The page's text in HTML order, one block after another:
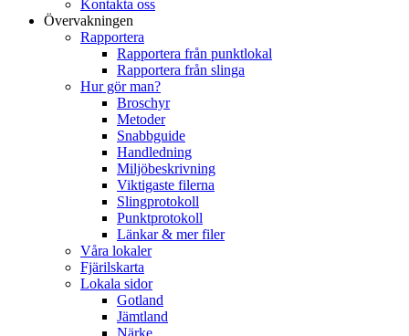
Kontakta oss
Övervakningen
Rapportera
Rapportera från punktlokal
Rapportera från slinga
Hur gör man?
Broschyr
Metoder
Snabbguide
Handledning
Miljöbeskrivning
Viktigaste filerna
Slingprotokoll
Punktprotokoll
Länkar & mer filer
Våra lokaler
Fjärilskarta
Lokala sidor
Gotland
Jämtland
Närke